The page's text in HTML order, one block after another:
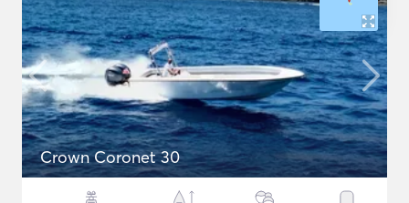
Crown Coronet 30